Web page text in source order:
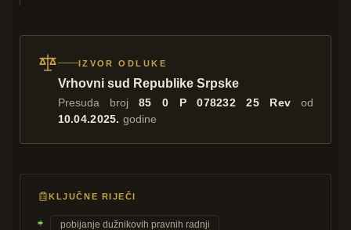
IZVOR ODLUKE
Vrhovni sud Republike Srpske
Presuda broj 85 0 P 078232 25 Rev od
10.04.2025. godine
KLJUČNE RIJEČI
pobijanje dužnikovih pravnih radnji